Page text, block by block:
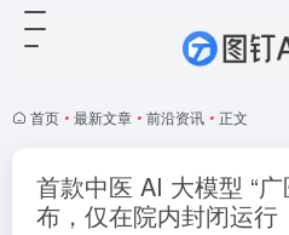
首页 • 最新文章 • 前沿资讯 • 正文
首款中医 AI 大模型 “
布，仅在院内封闭运行